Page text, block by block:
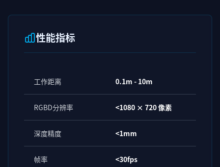
性能指标
工作距离 0.1m - 10m
RGBD分辨率 <1080 × 720 像素
深度精度 <1mm
帧率 <30fps